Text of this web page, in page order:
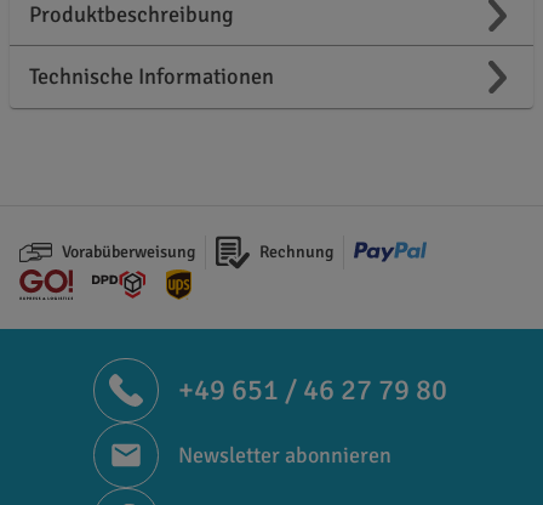
Produktbeschreibung
Technische Informationen
Vorabüberweisung Rechnung
+49 651 / 46 27 79 80
Newsletter abonnieren